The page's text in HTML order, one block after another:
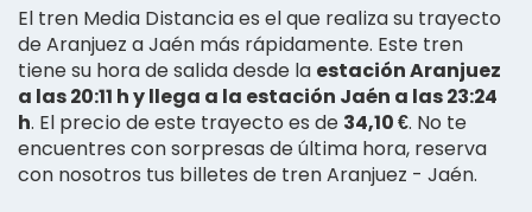
El tren Media Distancia es el que realiza su trayecto
de Aranjuez a Jaén más rápidamente. Este tren
tiene su hora de salida desde la estación Aranjuez
a las 20:11 h y llega a la estación Jaén a las 23:24
h. El precio de este trayecto es de 34,10 €. No te
encuentres con sorpresas de última hora, reserva
con nosotros tus billetes de tren Aranjuez - Jaén.